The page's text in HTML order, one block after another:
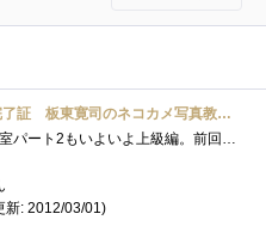
板東寛司のネコカメ写真教室パート2
ネコカメ写真教室パート2もいよいよ上級編。前回のスライドショーもなかなか楽しみましたが、今回はフォトブックということで「物」としてで�...
新: 2012/03/01)